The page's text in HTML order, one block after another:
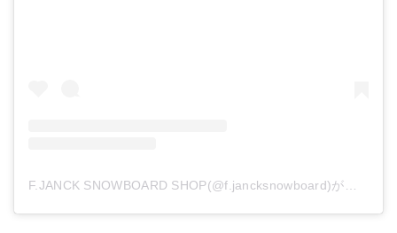
F.JANCK SNOWBOARD SHOP(@f.jancksnowboard)がシェアした投稿